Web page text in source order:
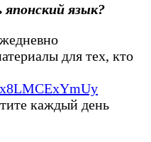
язык?
для тех, кто
каждый день